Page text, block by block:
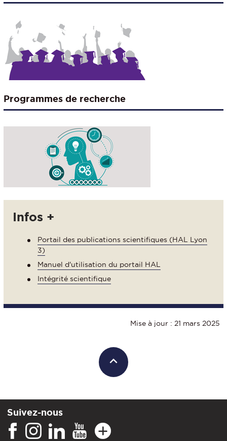
Programmes de recherche
Infos +
Portail des publications scientifiques (HAL Lyon
3)
Manuel d'utilisation du portail HAL
Intégrité scientifique
Mise à jour : 21 mars 2025
Suivez-nous